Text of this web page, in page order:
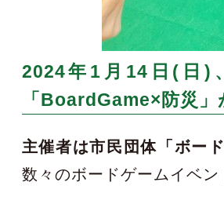
2024年1月14日(日)
「BoardGame×防災」
主催者は市民団体「ボー
数々のボードゲームイベン